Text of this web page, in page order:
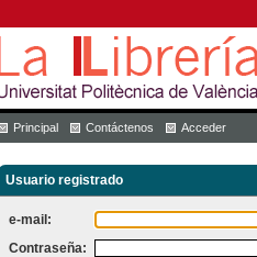
Principal Contáctenos Acceder
Usuario registrado
e-mail:
Contraseña: